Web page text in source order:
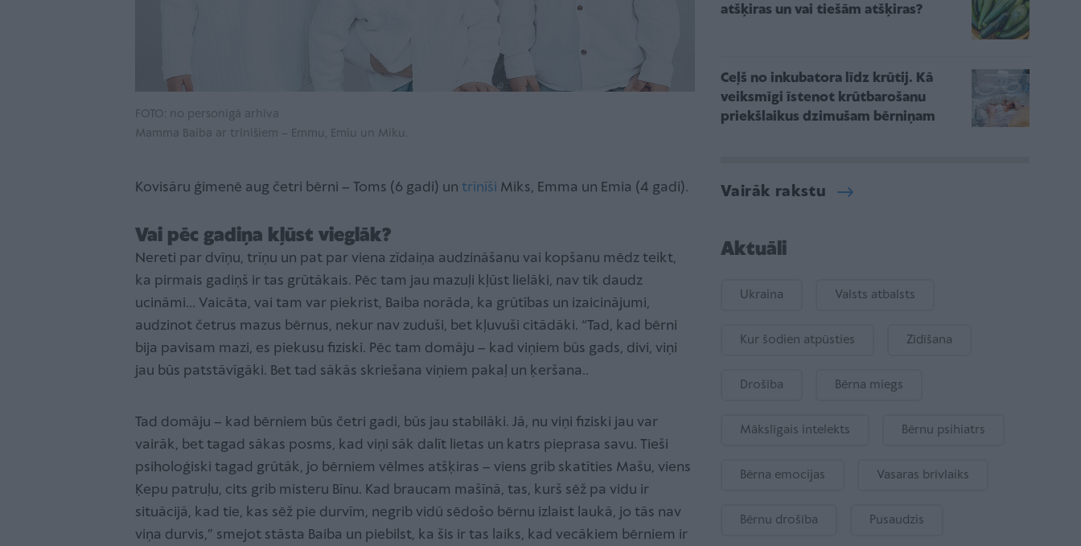
FOTO: no personīgā arhīva
Mamma Baiba ar trīnīšiem – Emmu, Emiu un Miku.
Kovisāru ģimenē aug četri bērni – Toms (6 gadi) un trīnīši Miks, Emma un Emia (4 gadi).
Vai pēc gadiņa kļūst vieglāk?
Nereti par dvīņu, trīņu un pat par viena zīdaiņa audzināšanu vai kopšanu mēdz teikt,
ka pirmais gadiņš ir tas grūtākais. Pēc tam jau mazuļi kļūst lielāki, nav tik daudz
ucināmi… Vaicāta, vai tam var piekrist, Baiba norāda, ka grūtības un izaicinājumi,
audzinot četrus mazus bērnus, nekur nav zuduši, bet kļuvuši citādāki. “Tad, kad bērni
bija pavisam mazi, es piekusu fiziski. Pēc tam domāju – kad viņiem būs gads, divi, viņi
jau būs patstāvīgāki. Bet tad sākās skriešana viņiem pakaļ un ķeršana..
Tad domāju – kad bērniem būs četri gadi, būs jau stabilāki. Jā, nu viņi fiziski jau var
vairāk, bet tagad sākas posms, kad viņi sāk dalīt lietas un katrs pieprasa savu. Tieši
psiholoģiski tagad grūtāk, jo bērniem vēlmes atšķiras – viens grib skatīties Mašu, viens
Ķepu patruļu, cits grib misteru Bīnu. Kad braucam mašīnā, tas, kurš sēž pa vidu ir
situācijā, kad tie, kas sēž pie durvīm, negrib vidū sēdošo bērnu izlaist laukā, jo tās nav
viņa durvis,” smejot stāsta Baiba un piebilst, ka šis ir tas laiks, kad vecākiem bērniem ir
atšķiras un vai tiešām atšķiras?
Ceļš no inkubatora līdz krūtij. Kā
veiksmīgi īstenot krūtbarošanu
priekšlaikus dzimušam bērniņam
Vairāk rakstu
Aktuāli
Ukraina Valsts atbalsts
Kur šodien atpūsties Zīdīšana
Drošība Bērna miegs
Mākslīgais intelekts Bērnu psihiatrs
Bērna emocijas Vasaras brīvlaiks
Bērnu drošība Pusaudzis